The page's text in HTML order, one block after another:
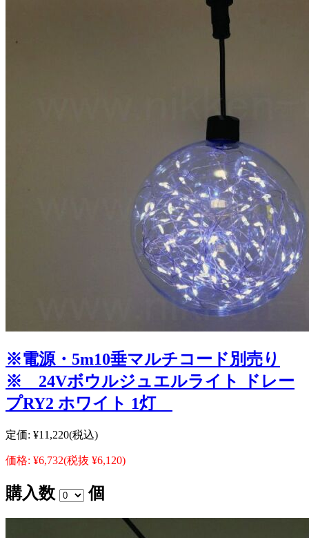
※電源・5m10垂マルチコード別売り
※ 24Vボウルジュエルライト ドレー
プRY2 ホワイト 1灯
定価: ¥11,220(税込)
価格: ¥6,732(税抜 ¥6,120)
購入数 個